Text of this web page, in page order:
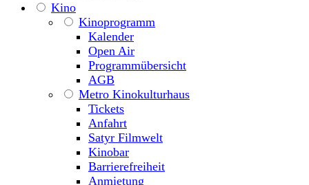
Kino
Kinoprogramm
Kalender
Open Air
Programmübersicht
AGB
Metro Kinokulturhaus
Tickets
Anfahrt
Satyr Filmwelt
Kinobar
Barrierefreiheit
Anmietung